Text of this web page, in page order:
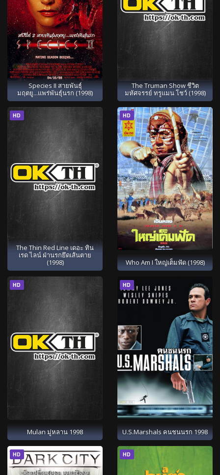
Species II สายพันธุ์
มฤตยู...แพร่พันธุ์นรก (1998)
The Truman Show ชีวิต
มหัศจรรย์ ทรูแมน โชว์ (1998)
HD
The Thin Red Line เดอะ ทิน
เรด ไลน์ ฝ่านรกยึดเส้นตาย
(1998)
HD
Who Am I ใหญ่เต็มฟัด (1998)
HD
Mulan มู่หลาน 1998
HD
U.S.Marshals คนชนนรก 1998
HD HD